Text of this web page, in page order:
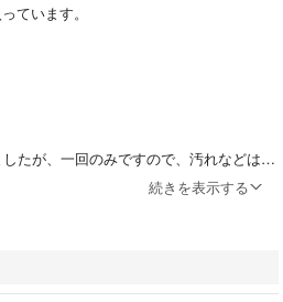
ています。
たが、一回のみですので、汚れなどはな
いたものであることをご理解ください。
ますのでご了承願います。
続きを表示する